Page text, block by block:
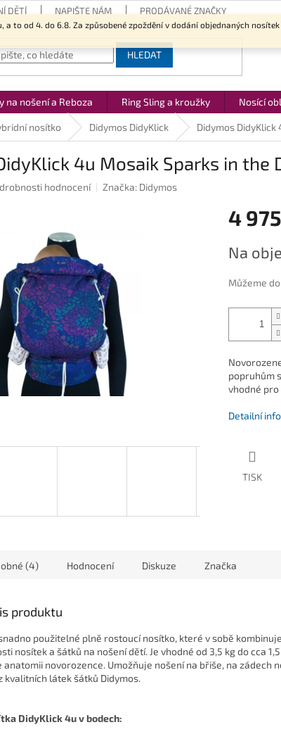
to od 4. do 6.8. Za způsobené zpoždění v dodání objednaných
DĚTÍ NAPIŠTE NÁM PRODÁVANÉ ZNAČKY
HLEDAT
na nošení a Reboza Ring Sling a kroužky Nosící
nosítko Didymos DidyKlick Didymos
4u Mosaik Sparks in the
hodnocení Značka: Didymos
4
cena:
Na
Můžeme
popruhům
vhodné pro
Detailní
TISK
(4) Hodnocení Diskuze Značka
produktu
použitelné plně rostoucí nosítko, které v sobě
nosítek a šátků na nošení dětí. Je vhodné od 3,5 kg do cca
novorozence. Umožňuje nošení na břiše, na zádech
kvalitních látek šátků Didymos.
DidyKlick 4u v bodech: